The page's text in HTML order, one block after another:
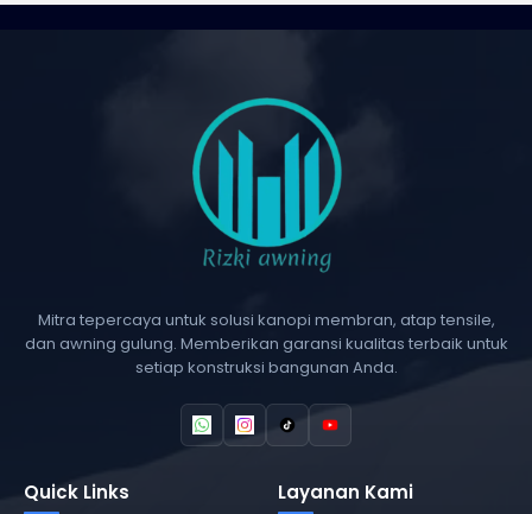
Mitra tepercaya untuk solusi kanopi membran, atap tensile,
dan awning gulung. Memberikan garansi kualitas terbaik untuk
setiap konstruksi bangunan Anda.
Quick Links Layanan Kami